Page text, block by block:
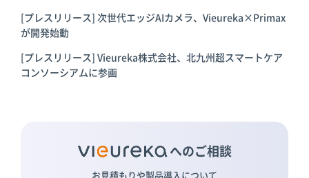
[プレスリリース] 次世代エッジAIカメラ、Vieureka×Primax
が開発始動
[プレスリリース] Vieureka株式会社、北九州超スマートケア
コンソーシアムに参画
へのご相談
お見積もりや製品導入について